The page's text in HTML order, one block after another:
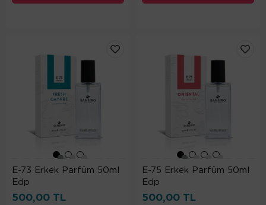
E-73 Erkek Parfüm 50ml
Edp
500,00 TL
E-75 Erkek Parfüm 50ml
Edp
500,00 TL